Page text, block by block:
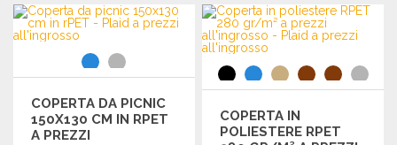
ORDINARE
Richiedi un preventivo
ORDINARE
Richiedi un preventivo
COPERTA DA PICNIC
150X130 CM IN RPET
A PREZZI
COPERTA IN
POLIESTERE RPET